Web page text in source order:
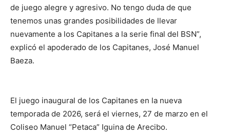
de juego alegre y agresivo. No tengo duda de que
tenemos unas grandes posibilidades de llevar
nuevamente a los Capitanes a la serie final del BSN”,
explicó el apoderado de los Capitanes, José Manuel
Baeza.
El juego inaugural de los Capitanes en la nueva
temporada de 2026, será el viernes, 27 de marzo en el
Coliseo Manuel “Petaca” Iguina de Arecibo.